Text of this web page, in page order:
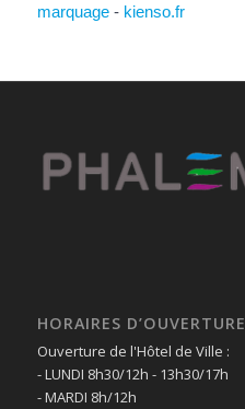
marquage- kienso.fr
HORAIRES D’OUVERTURE
Ouverture de l'Hôtel de Ville :
- LUNDI 8h30/12h - 13h30/17h
- MARDI 8h/12h